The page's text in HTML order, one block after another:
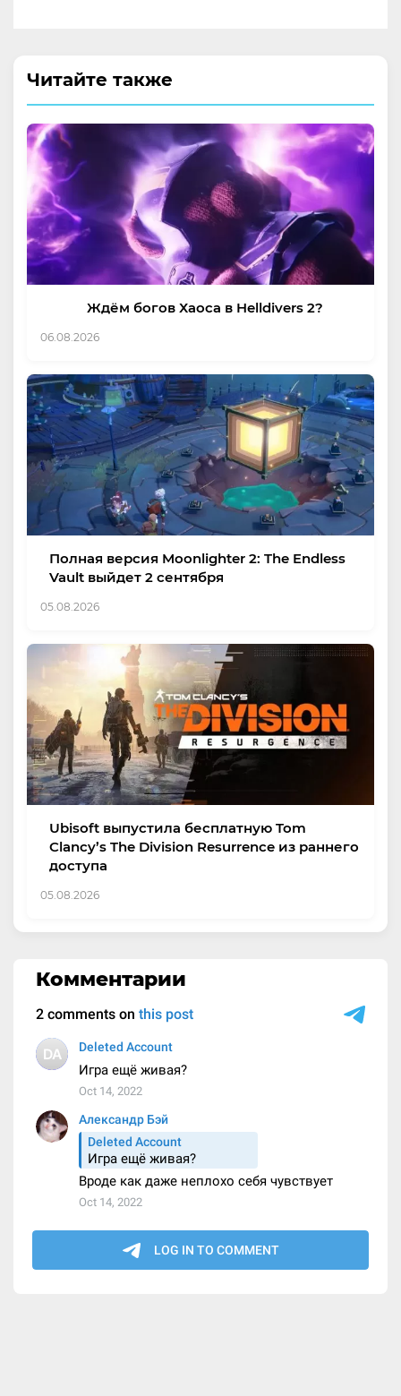
Читайте также
Ждём богов Хаоса в Helldivers 2?
06.08.2026
Полная версия Moonlighter 2: The Endless
Vault выйдет 2 сентября
05.08.2026
Ubisoft выпустила бесплатную Tom
Clancy’s The Division Resurrence из раннего
доступа
05.08.2026
Комментарии